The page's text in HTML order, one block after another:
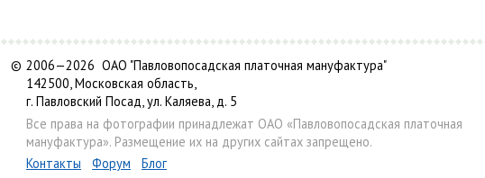
© 2006—2026 ОАО "Павловопосадская платочная мануфактура"
142500, Московская область,
г. Павловский Посад, ул. Каляева, д. 5
Все права на фотографии принадлежат ОАО «Павловопосадская платочная
мануфактура». Размещение их на других сайтах запрещено.
Контакты
Форум Блог